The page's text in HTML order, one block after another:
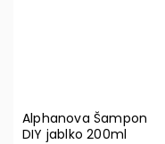
Alphanova Šampon
DIY jablko 200ml